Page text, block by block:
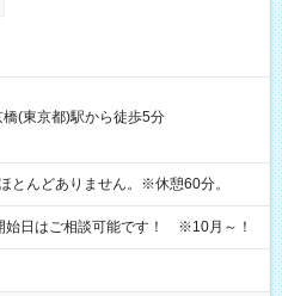
橋(東京都)駅から徒歩5分
んどありません。※休憩60分。
日はご相談可能です！ ※10月～！